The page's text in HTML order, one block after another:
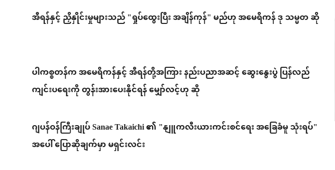
အီရန်နှင့် ညှိနှိုင်းမှုများသည် "ရှုပ်ထွေးပြီး အချိန်ကုန်" မည်ဟု အမေရိကန် ဒု သမ္မတ ဆို
ပါကစ္စတန်က အမေရိကန်နှင့် အီရန်တို့အကြား နည်းပညာအဆင့် ဆွေးနွေးပွဲ ပြန်လည်
ကျင်းပရေးကို တွန်းအားပေးနိုင်ရန် မျှော်လင့်ဟု ဆို
ဂျပန်ဝန်ကြီးချုပ် Sanae Takaichi ၏ "နျူကလီးယားကင်းစင်ရေး အခြေခံမူ သုံးရပ်"
အပေါ် ပြောဆိုချက်မှာ မရှင်းလင်း